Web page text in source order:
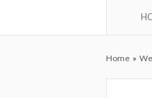
Home »